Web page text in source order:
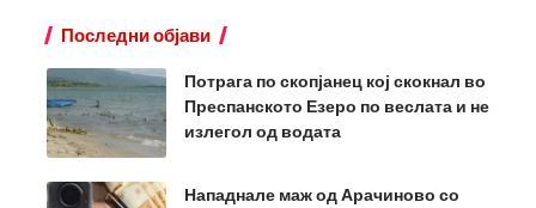
Последни објави
Потрага по скопјанец кој скокнал во
Преспанското Езеро по веслата и не
излегол од водата
Нападнале маж од Арачиново со